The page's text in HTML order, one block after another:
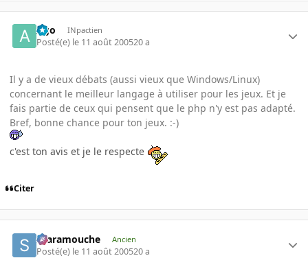
Ago INpactien
Posté(e) le 11 août 200520 a
Il y a de vieux débats (aussi vieux que Windows/Linux)
concernant le meilleur langage à utiliser pour les jeux. Et je
fais partie de ceux qui pensent que le php n'y est pas adapté.
Bref, bonne chance pour ton jeux. :-)
c'est ton avis et je le respecte
Citer
Scaramouche Ancien
Posté(e) le 11 août 200520 a